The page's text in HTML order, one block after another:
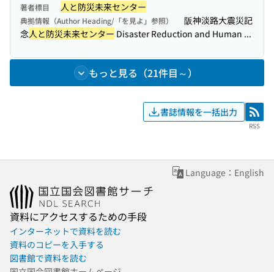
著者標目 人と防災未来センター
典拠情報（Author Heading/「を見よ」参照）
阪神淡路大震災記
念人と防災未来センター Disaster Reduction and Human ...
もっと見る（21件目～）
書誌情報を一括出力 RSS
RSS
Language：English
資料にアクセスするための手段
インターネットで資料を読む
資料のコピーを入手する
図書館で資料を読む